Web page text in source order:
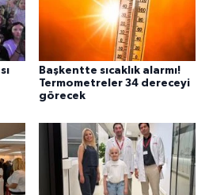
Başkentte sıcaklık alarmı!
Termometreler 34 dereceyi
görecek